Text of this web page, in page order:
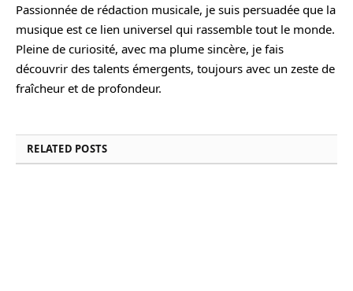
Passionnée de rédaction musicale, je suis persuadée que la
musique est ce lien universel qui rassemble tout le monde.
Pleine de curiosité, avec ma plume sincère, je fais
découvrir des talents émergents, toujours avec un zeste de
fraîcheur et de profondeur.
RELATED POSTS